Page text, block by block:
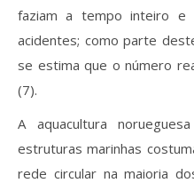
faziam a tempo inteiro e
acidentes; como parte
se estima que o número
(7).
A aquacultura
estruturas marinhas
rede circular na maioria